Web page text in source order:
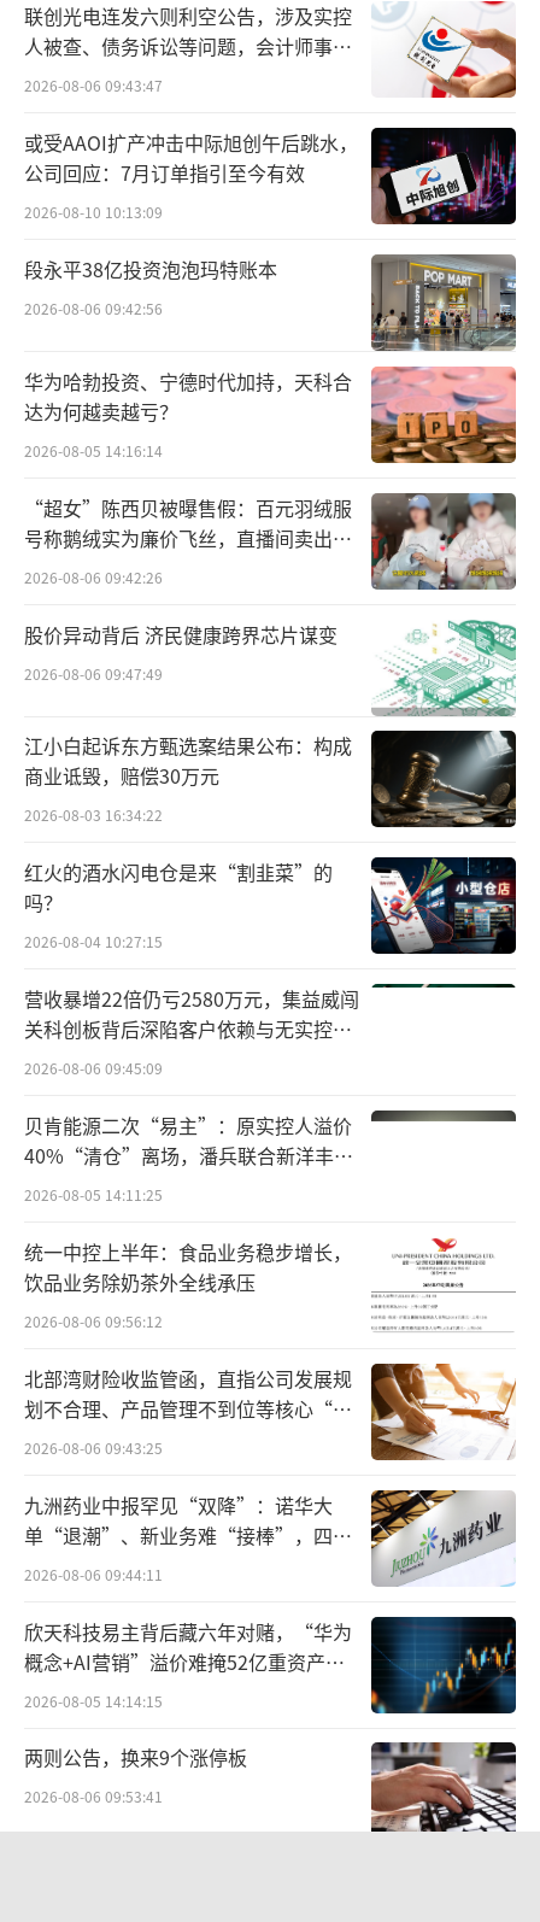
当晚，俞敏洪也在个人抖音账号上转载了
上述声明，并配文“我们接受批评，但我们不
接受造谣和诽谤！！”
东方甄选发布此声明的起因是一条“收取
天价坑位费”的消息，相关消息中描述
亲自带队去北京邀请团队再来贵州做文旅宣
传，而且以与辉同行名义向贵州报价七位数宣
该消息发酵后，东方甄选第一时间进行了
辟谣。
“文旅+直播”对东方甄选有多重要？
事实上，作为知识型直播赛道的开创者，
东方甄选不收坑位费早已是行业公开的秘密。
两年前，俞敏洪一次直播时公开表
态：“东方甄选绝不允许收任何坑位费，这样
商家跟我们的合作就变成了特别纯粹的生意关
系，而不是绑架关系。”
绑架平台，最终平台为了赚钱，无论产品是否
合格，都会放上去，主播一边在直播间声嘶力
竭地叫卖产品，一边拿着坑位费，这不应该是
好的模式。
今年3月，董宇辉也在直播间公开声明
商家坑位费，选品原则完全以商品品质、服务
为准。如果有人声称花钱就能上直播间，建议
商家不要犹豫直接报警。”
联创光电连发六则利空公告，涉及实控
人被查、债务诉讼等问题，会计师事务
所曾出具“保留意见”
2026-08-06 09:43:47
或受AAOI扩产冲击中际旭创午后跳水，
公司回应：7月订单指引至今有效
2026-08-10 10:13:09
段永平38亿投资泡泡玛特账本
2026-08-06 09:42:56
华为哈勃投资、宁德时代加持，天科合
达为何越卖越亏？
2026-08-05 14:16:14
“超女”陈西贝被曝售假：百元羽绒服
号称鹅绒实为廉价飞丝，直播间卖出超
百万元
2026-08-06 09:42:26
股价异动背后 济民健康跨界芯片谋变
2026-08-06 09:47:49
江小白起诉东方甄选案结果公布：构成
商业诋毁，赔偿30万元
2026-08-03 16:34:22
红火的酒水闪电仓是来“割韭菜”的
吗？
2026-08-04 10:27:15
营收暴增22倍仍亏2580万元，集益威闯
关科创板背后深陷客户依赖与无实控人
困局
2026-08-06 09:45:09
贝肯能源二次“易主”：原实控人溢价
40%“清仓”离场，潘兵联合新洋丰、
宏科百世拟入主
2026-08-05 14:11:25
统一中控上半年：食品业务稳步增长，
饮品业务除奶茶外全线承压
2026-08-06 09:56:12
北部湾财险收监管函，直指公司发展规
划不合理、产品管理不到位等核心“痛
点”
2026-08-06 09:43:25
九洲药业中报罕见“双降”：诺华大
单“退潮”、新业务难“接棒”，四大
难关待闯
2026-08-06 09:44:11
欣天科技易主背后藏六年对赌，“华为
概念+AI营销”溢价难掩52亿重资产考
验
2026-08-05 14:14:15
两则公告，换来9个涨停板
2026-08-06 09:53:41